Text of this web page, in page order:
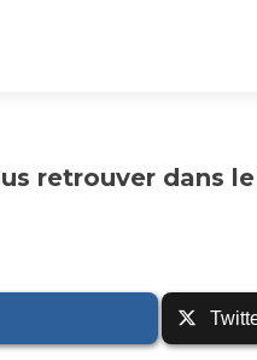
retrouver dans